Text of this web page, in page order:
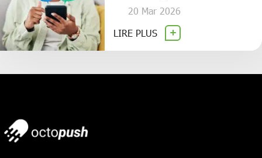
20 Mar 2026
LIRE PLUS